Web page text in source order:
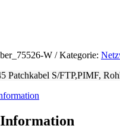
W Kategorie:
Patchkabel S/FTP,PIMF,